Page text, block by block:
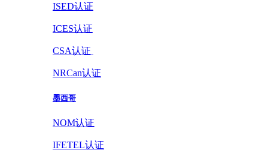
ISED认证
ICES认证
CSA认证
NRCan认证
墨西哥
NOM认证
IFETEL认证